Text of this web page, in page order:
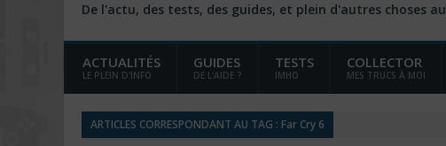
De l'actu, des tests, des guides, et plein d'autres choses
ACTUALITÉS
LE PLEIN D'INFO
GUIDES
DE L'AIDE ?
TESTS
IMHO
COLLECTOR
MES TRUCS À MOI
ARTICLES CORRESPONDANT AU TAG : Far Cry 6